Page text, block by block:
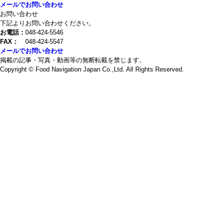
メールでお問い合わせ
お問い合わせ
下記よりお問い合わせください。
お電話： 048-424-5546
FAX：
048-424-5547
メールでお問い合わせ
掲載の記事・写真・動画等の無断転載を禁じます。
Copyright © Food Navigation Japan Co.,Ltd. All Rights Reserved.